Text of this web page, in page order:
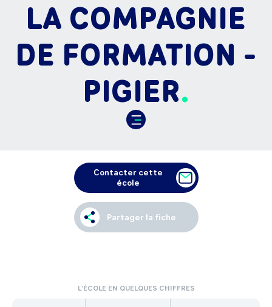
LA COMPAGNIE
DE FORMATION -
PIGIER
Contacter cette
école
Partager la fiche
L’ÉCOLE EN QUELQUES CHIFFRES